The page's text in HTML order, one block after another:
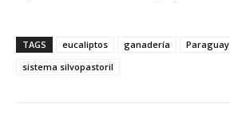
TAGS eucaliptos ganadería Paraguay
sistema silvopastoril